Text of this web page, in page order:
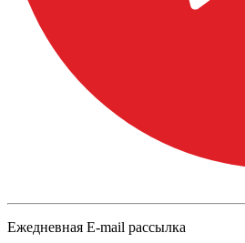
Ежедневная E-mail рассылка